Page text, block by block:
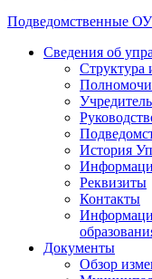
Подведомственные ОУ
Сведения об
Структура
История
Реквизиты
Контакты
Документы
Обзор